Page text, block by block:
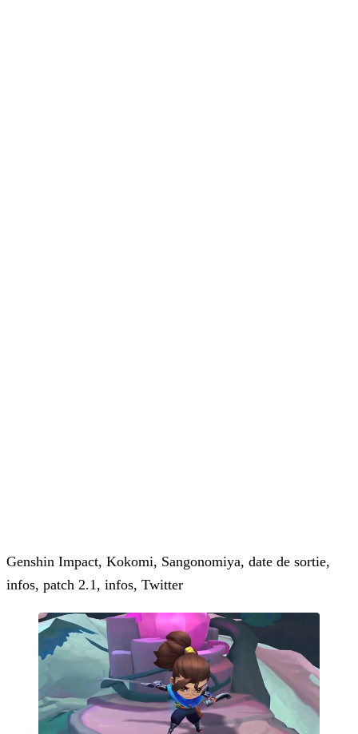
Genshin Impact, Kokomi, Sangonomiya, date de sortie,
infos, patch 2.1, infos, Twitter